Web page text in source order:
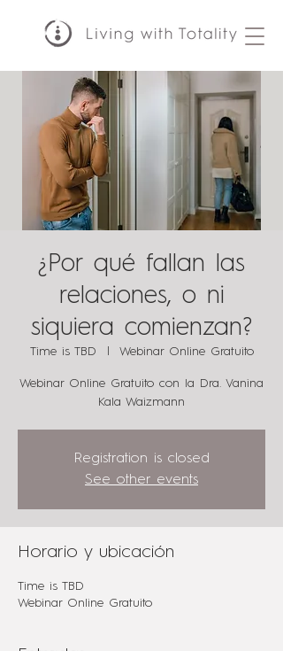
¿Por qué fallan las
relaciones, o ni
siquiera comienzan?
Time is TBD Webinar Online Gratuito
Webinar Online Gratuito con la Dra. Vanina
Kala Waizmann
Registration is closed
See other events
Horario y ubicación
Time is TBD
Webinar Online Gratuito